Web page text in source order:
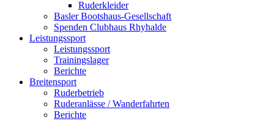
Ruderkleider
Basler Bootshaus-Gesellschaft
Spenden Clubhaus Rhyhalde
Leistungssport
Leistungssport
Trainingslager
Berichte
Breitensport
Ruderbetrieb
Ruderanlässe / Wanderfahrten
Berichte